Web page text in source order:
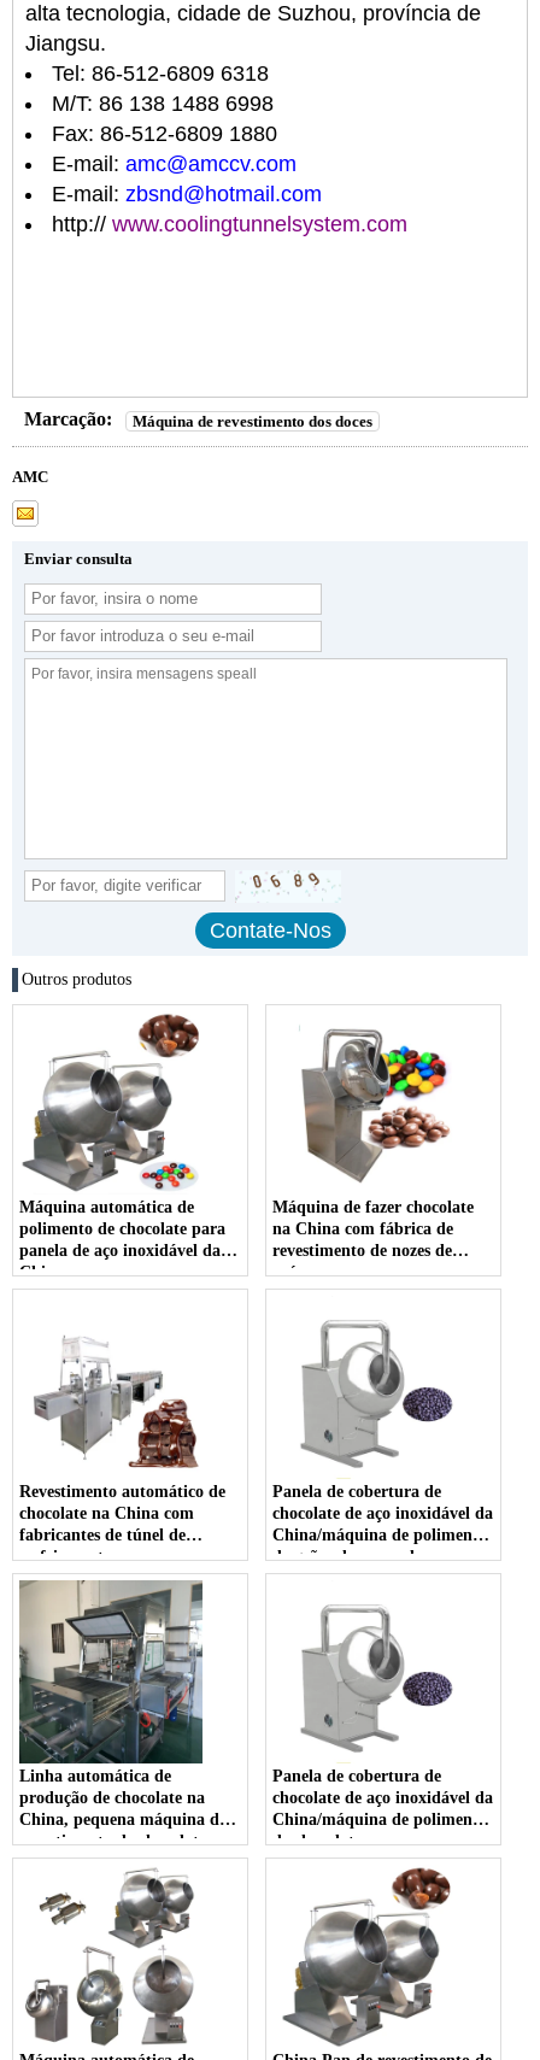
alta tecnologia, cidade de Suzhou, província de
Jiangsu.
Tel: 86-512-6809 6318
M/T: 86 138 1488 6998
Fax: 86-512-6809 1880
E-mail: amc@amccv.com
E-mail: zbsnd@hotmail.com
http:// www.coolingtunnelsystem.com
Marcação: Máquina de revestimento dos doces
AMC
Enviar consulta
Outros produtos
Máquina automática de
polimento de chocolate para
panela de aço inoxidável da
China
Máquina de fazer chocolate
na China com fábrica de
revestimento de nozes de
açúcar
Revestimento automático de
chocolate na China com
fabricantes de túnel de
resfriamento
Panela de cobertura de
chocolate de aço inoxidável da
China/máquina de polimento
de grãos de cacau doce
Linha automática de
produção de chocolate na
China, pequena máquina de
revestimento de chocolate
Panela de cobertura de
chocolate de aço inoxidável da
China/máquina de polimento
de chocolate